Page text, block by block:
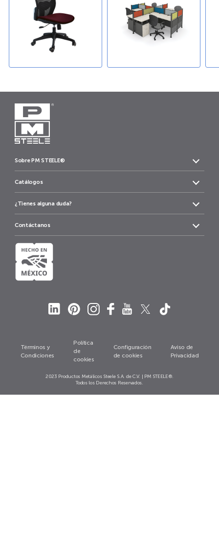
Sobre PM STEELE®
Catálogos
¿Tienes alguna duda?
Contáctanos
2023 Productos Metálicos Steele S.A. de C.V. | PM STEELE®.
Todos los Derechos Reservados.
Términos y
Condiciones
Política
de
cookies
Configuración
de cookies
Aviso de
Privacidad